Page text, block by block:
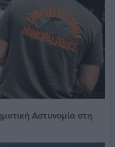
Αστυνομία στη